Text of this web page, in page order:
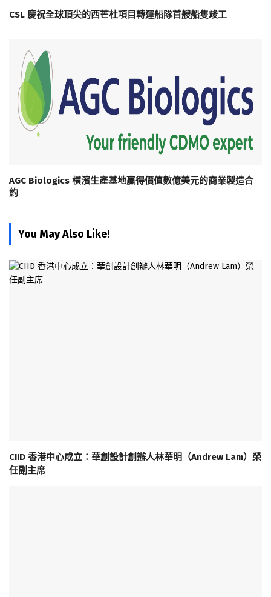
CSL 慶祝全球頂尖的西芒杜項目轉運船隊首艘船隻竣工
AGC Biologics 橫濱生產基地贏得價值數億美元的商業製造合
約
You May Also Like!
CIID 香港中心成立：華創設計創辦人林華明（Andrew Lam）榮
任副主席